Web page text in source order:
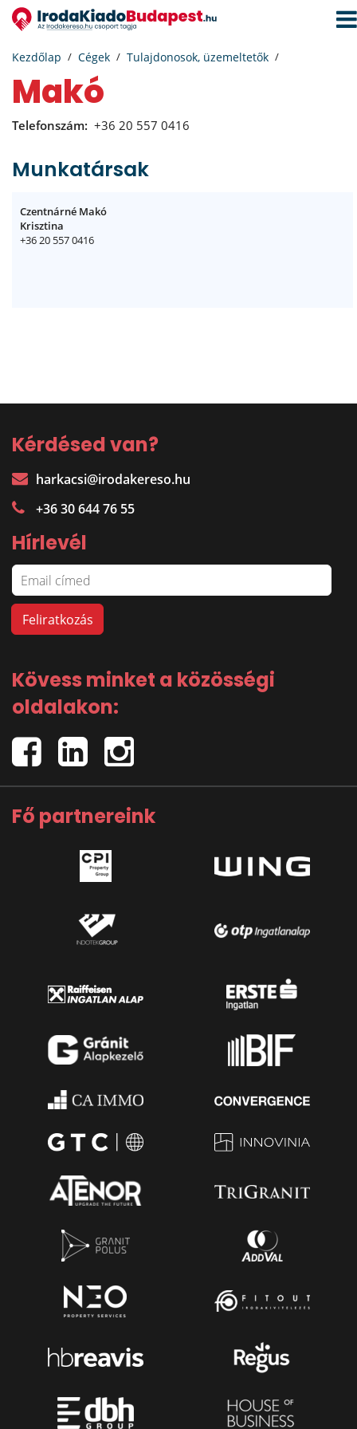
Kezdőlap Cégek Tulajdonosok, üzemeltetők
Makó
Telefonszám: +36 20 557 0416
Munkatársak
Czentnárné Makó
Krisztina
+36 20 557 0416
Kérdésed van?
harkacsi@irodakereso.hu
+36 30 644 76 55
Hírlevél
Kövess minket a közösségi
oldalakon:
Fő partnereink